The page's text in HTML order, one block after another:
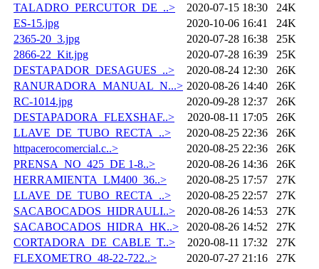
TALADRO_PERCUTOR_DE_..>
2020-07-15 18:30
24K
ES-15.jpg
2020-10-06 16:41
24K
2365-20_3.jpg
2020-07-28 16:38
25K
2866-22_Kit.jpg
2020-07-28 16:39
25K
DESTAPADOR_DESAGUES_..>
2020-08-24 12:30
26K
RANURADORA_MANUAL_N...> 2020-08-26 14:40
26K
RC-1014.jpg
2020-09-28 12:37
26K
DESTAPADORA_FLEXSHAF..>
2020-08-11 17:05
26K
LLAVE_DE_TUBO_RECTA_..>
2020-08-25 22:36
26K
httpacerocomercial.c..>
2020-08-25 22:36
26K
PRENSA_NO_425_DE 1-8..>
2020-08-26 14:36
26K
HERRAMIENTA_LM400_36..>
2020-08-25 17:57
27K
LLAVE_DE_TUBO_RECTA_..>
2020-08-25 22:57
27K
SACABOCADOS_HIDRAULI..>
2020-08-26 14:53
27K
SACABOCADOS_HIDRA_HK..>
2020-08-26 14:52
27K
CORTADORA_DE_CABLE_T..>
2020-08-11 17:32
27K
FLEXOMETRO_48-22-722..>
2020-07-27 21:16
27K